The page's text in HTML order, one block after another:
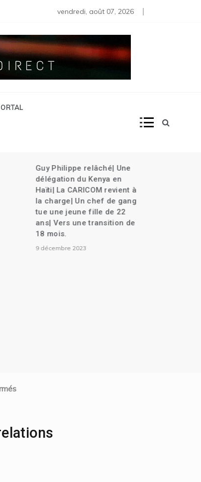
de 80 diplomates rappelés | Haïti décrète l’État
vendredi, août 07, 2026
à
Haïti célèbre le 220ème
anniversaire de la bataille
de Vertières |Une
délégation haïtienne au
48ème anniversaire de
l’indépendance de
et plusieurs autres anciens